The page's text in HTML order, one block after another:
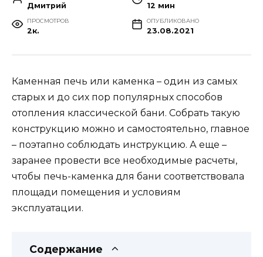
Дмитрий 12 мин
ПРОСМОТРОВ
2к.
ОПУБЛИКОВАНО
23.08.2021
Каменная печь или каменка – один из самых
старых и до сих пор популярных способов
отопления классической бани. Собрать такую
конструкцию можно и самостоятельно, главное
– поэтапно соблюдать инструкцию. А еще –
заранее провести все необходимые расчеты,
чтобы печь-каменка для бани соответствовала
площади помещения и условиям
эксплуатации.
Содержание